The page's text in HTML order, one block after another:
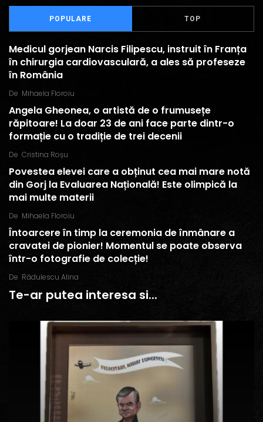
POPULARE TOP
Medicul gorjean Narcis Filipescu, instruit în Franța
în chirurgia cardiovasculară, a ales să profeseze
în România
De Mihaela Floroiu
Angela Gheonea, o artistă de o frumusețe
răpitoare! La doar 23 de ani face parte dintr-o
formație cu o tradiție de trei decenii
De Cristina Roșu
Povestea elevei care a obținut cea mai mare notă
din Gorj la Evaluarea Națională! Este olimpică la
mai multe materii
De Mihaela Floroiu
Întoarcere în timp la ceremonia de înmânare a
cravatei de pionier! Momentul se poate observa
într-o fotografie de colecție!
De Rădulescu Alina
Te-ar putea interesa si...